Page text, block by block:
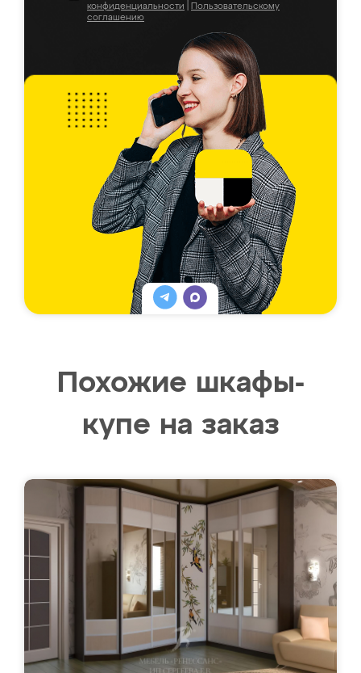
конфиденциальности
Пользовательскому
соглашению
Похожие шкафы-
купе на заказ